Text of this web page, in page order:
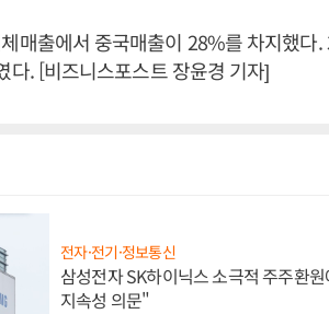
매출에서 중국매출이 28%를 차지했다
다. [비즈니스포스트 장윤경 기자]
전자·전기·정보통신
삼성전자 SK하이닉스 소극적 주주환
지속성 의문"